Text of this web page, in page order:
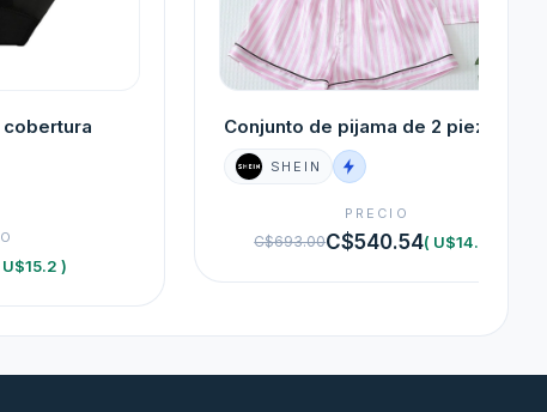
)
Conjunto de pijama de 2 piezas
SHEIN
PRECIO
C$693.00C$540.54( U$14.8 )